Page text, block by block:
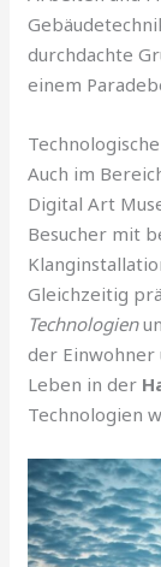
durchdachte
einem
Auch im
Digital Art
Besucher mit
Gleichzeitig
Technologien
der Einwohner
Leben in der
Technologien